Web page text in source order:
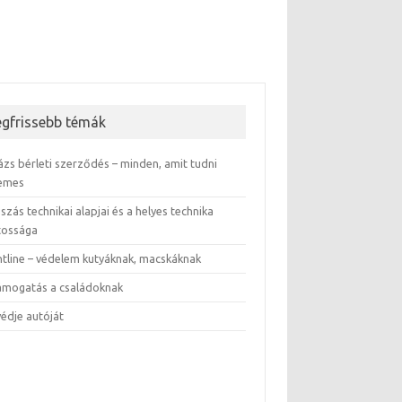
témák
bérleti szerződés – minden, amit tudni
technikai alapjai és a helyes technika
– védelem kutyáknak, macskáknak
a családoknak
autóját